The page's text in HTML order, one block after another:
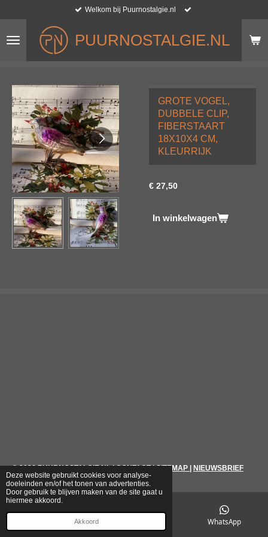
Deze website gebruikt cookies voor analyse-
doeleinden en/of het tonen van advertenties.
Door gebruik te blijven maken van de site gaat u
hiermee akkoord.
Akkoord
naar
hoofdinhoud
PUURNOSTALGIE.NL
Welkom bij Puurnostalgie.nl
GROTE VOGEL,
DUBBELE CLIP,
FIBERSTAART
18X10X4 CM,
KLEURRIJK
€ 27,50
In winkelwagen
© 2026 PUURNOSTALGIE.NL|CONTACT|SITEMAP NIEUWSBRIEF
WhatsApp